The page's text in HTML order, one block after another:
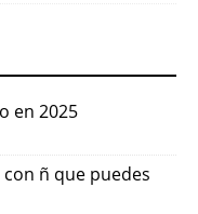
en 2025
ñ que puedes